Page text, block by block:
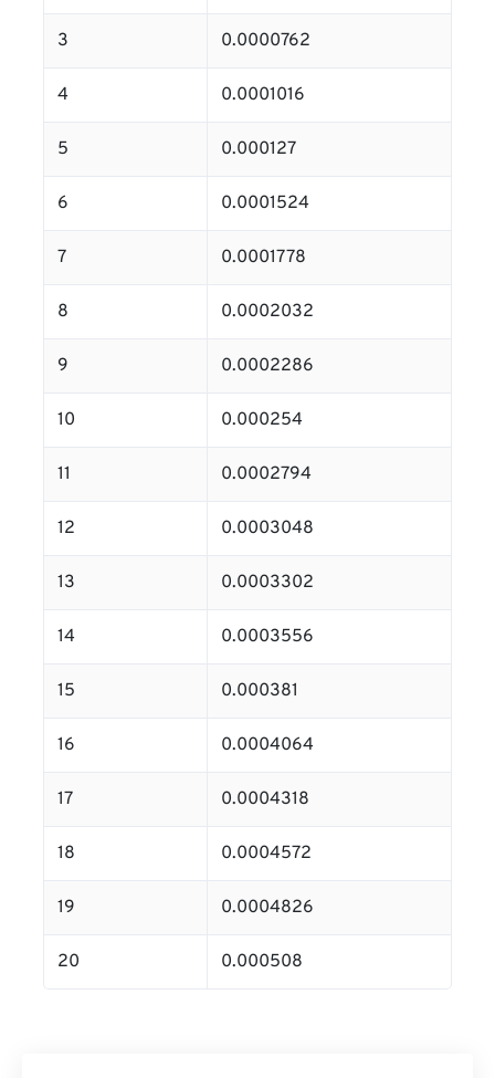
3 0.0000762
4 0.0001016
5 0.000127
6 0.0001524
7 0.0001778
8 0.0002032
9 0.0002286
10 0.000254
11 0.0002794
12 0.0003048
13 0.0003302
14 0.0003556
15 0.000381
16 0.0004064
17 0.0004318
18 0.0004572
19 0.0004826
20 0.000508